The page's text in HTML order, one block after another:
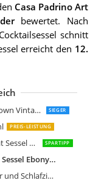
Casa Padrino Art
bewertet. Nach
schnitt
erreicht den 12.
Clubsessel Rocket Delvin Columbia Brown Vintage-Leder SIEGER
PREIS-LEISTUNG
KAWOLA Clubsessel Cocktailsessel Samt Sessel Narla Ohrensessel SPARTIPP
Casa Padrino Art Deco Echtleder Sessel Ebony Leder
Bequemer Sessel für Wohnzimmer und Schlafzimmer
Sessel moderner
Moderner Akzentstuhl
Chesterfield-Sessel Hellgrau
Samt mit goldenen Beinen
für kleine Räume
Fina Polstersessel
Collection Leo Sessel
Collection Leo Sessel